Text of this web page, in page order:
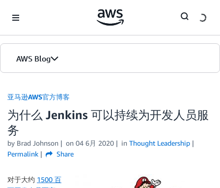
AWS Blog
首页
版本
亚马逊AWS官方博客
为什么 Jenkins 可以持续为开发人员服
务
by Brad Johnson on 04 6月 2020 in Thought Leadership
Permalink
Share
对于大约 1500 百